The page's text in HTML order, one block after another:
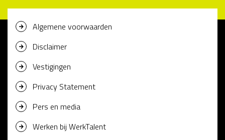
Algemene voorwaarden
Disclaimer
Vestigingen
Privacy Statement
Pers en media
Werken bij WerkTalent